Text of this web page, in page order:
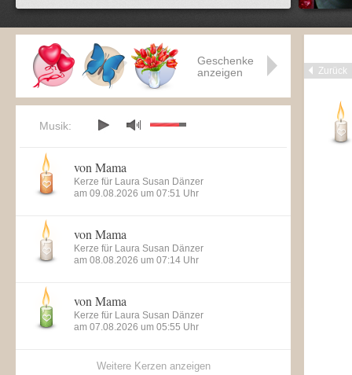
Zurück
Geschenke
anzeigen
Musik:
von Mama
Kerze für Laura Susan Dänzer
am 09.08.2026 um 07:51 Uhr
von Mama
Kerze für Laura Susan Dänzer
am 08.08.2026 um 07:14 Uhr
von Mama
Kerze für Laura Susan Dänzer
am 07.08.2026 um 05:55 Uhr
Weitere Kerzen anzeigen